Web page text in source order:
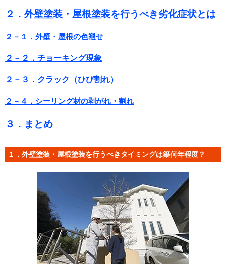
２．外壁塗装・屋根塗装を行うべき劣化症状とは
２－１．外壁・屋根の色褪せ
２－２．チョーキング現象
２－３．クラック（ひび割れ）
２－４．シーリング材の剥がれ・割れ
３．まとめ
１．外壁塗装・屋根塗装を行うべきタイミングは築何年程度？